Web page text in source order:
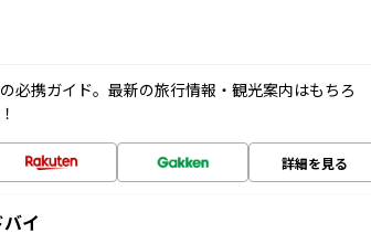
必携ガイド。最新の旅行情報・観光案内はもちろ
詳細を見る
イ